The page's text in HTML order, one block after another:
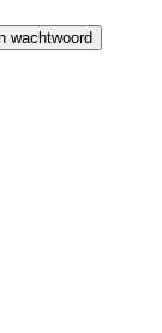
wachtwoord